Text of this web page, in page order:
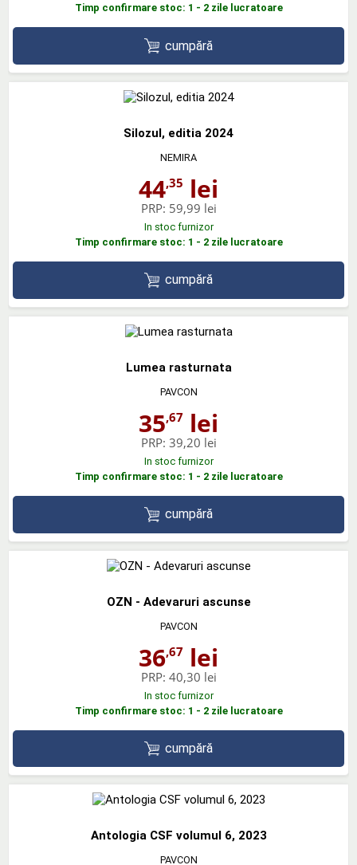
Timp confirmare stoc: 1 - 2 zile lucratoare
cumpără
Silozul, editia 2024
NEMIRA
44,35 lei
PRP: 59,99 lei
In stoc furnizor
Timp confirmare stoc: 1 - 2 zile lucratoare
cumpără
Lumea rasturnata
PAVCON
35,67 lei
PRP: 39,20 lei
In stoc furnizor
Timp confirmare stoc: 1 - 2 zile lucratoare
cumpără
OZN - Adevaruri ascunse
PAVCON
36,67 lei
PRP: 40,30 lei
In stoc furnizor
Timp confirmare stoc: 1 - 2 zile lucratoare
cumpără
Antologia CSF volumul 6, 2023
PAVCON